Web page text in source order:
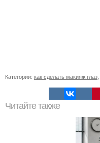
Категории: как сделать макияж глаз
Читайте также